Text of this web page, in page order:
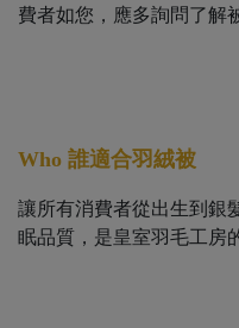
費者如您，應多詢問了解
Who 誰適合羽絨被
讓所有消費者從出生到銀
眠品質，是皇室羽毛工房